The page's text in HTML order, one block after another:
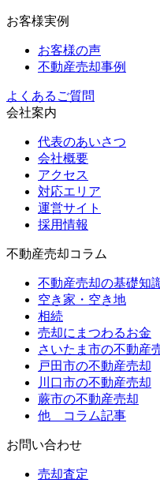
お客様実例
お客様の声
不動産売却事例
よくあるご質問
会社案内
代表のあいさつ
会社概要
アクセス
対応エリア
運営サイト
採用情報
不動産売却コラム
不動産売却の基礎知
空き家・空き地
相続
売却にまつわるお金
さいたま市の不動産
戸田市の不動産売却
川口市の不動産売却
蕨市の不動産売却
他 コラム記事
お問い合わせ
売却査定